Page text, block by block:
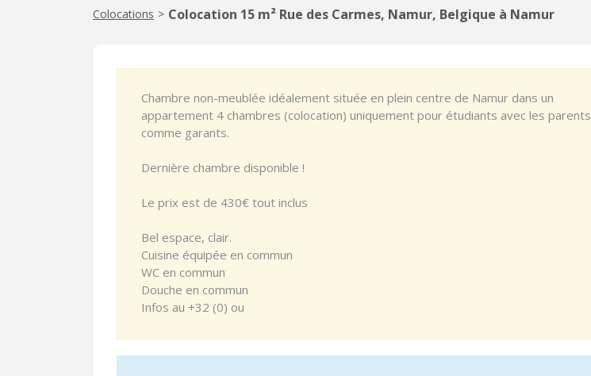
Colocations > Colocation 15 m² Rue des Carmes, Namur, Belgique à Namur
Chambre non-meublée idéalement située en plein centre de Namur dans un
appartement 4 chambres (colocation) uniquement pour étudiants avec les parents
comme garants.
Dernière chambre disponible !
Le prix est de 430€ tout inclus
Bel espace, clair.
Cuisine équipée en commun
WC en commun
Douche en commun
Infos au +32 (0) ou